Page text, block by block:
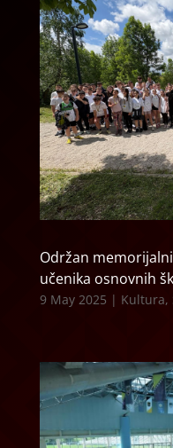
Održan
učenika osnovnih
9 May 2025 | Kultura,